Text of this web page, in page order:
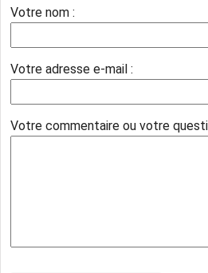
Votre nom :
Votre adresse e-mail :
Votre commentaire ou votre